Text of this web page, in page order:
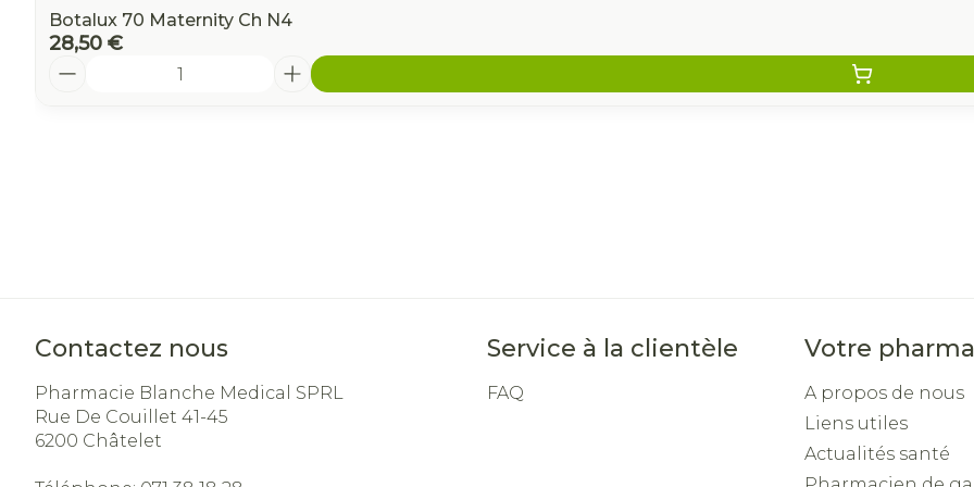
Botalux 70 Maternity Ch N4
28,50 €
Contactez nous
Pharmacie Blanche Medical SPRL
Rue De Couillet 41-45
6200 Châtelet
Service à la clientèle
FAQ
Votre
A propos de nous
Liens utiles
Actualités santé